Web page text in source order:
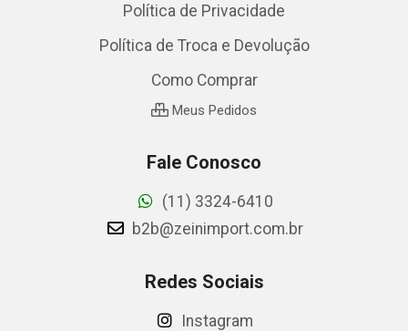
Política de Privacidade
Política de Troca e Devolução
Como Comprar
Meus Pedidos
Fale Conosco
(11) 3324-6410
b2b@zeinimport.com.br
Redes Sociais
Instagram